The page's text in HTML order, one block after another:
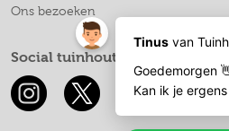
Ons bezoeken
Social tuinhoutdeal.com